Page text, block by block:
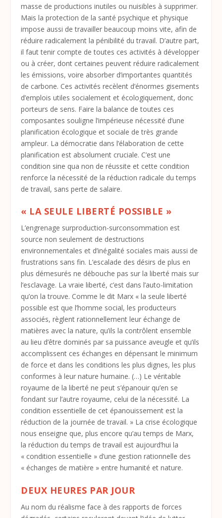
masse de productions inutiles ou nuisibles à supprimer.
Mais la protection de la santé psychique et physique
impose aussi de travailler beaucoup moins vite, afin de
réduire radicalement la pénibilité du travail. D’autre part,
il faut tenir compte de toutes ces activités à développer
ou à créer, dont certaines peuvent réduire radicalement
les émissions, voire absorber d’importantes quantités
de carbone. Ces activités recèlent d’énormes gisements
d’emplois utiles socialement et écologiquement, donc
porteurs de sens. Faire la balance de toutes ces
composantes souligne l’impérieuse nécessité d’une
planification écologique et sociale de très grande
ampleur. La démocratie dans l’élaboration de cette
planification est absolument cruciale. C’est une
condition sine qua non de réussite et cette condition
renforce la nécessité de la réduction radicale du temps
de travail, sans perte de salaire.
« LA SEULE LIBERTÉ POSSIBLE »
L’engrenage surproduction-surconsommation est
source non seulement de destructions
environnementales et d’inégalité sociales mais aussi de
frustrations sans fin. L’escalade des désirs de plus en
plus démesurés ne débouche pas sur la liberté mais sur
l’esclavage. La vraie liberté, c’est dans l’auto-limitation
qu’on la trouve. Comme le dit Marx « la seule liberté
possible est que l’homme social, les producteurs
associés, règlent rationnellement leur échange de
matières avec la nature, qu’ils la contrôlent ensemble
au lieu d’être dominés par sa puissance aveugle et qu’ils
accomplissent ces échanges en dépensant le minimum
de force et dans les conditions les plus dignes, les plus
conformes à leur nature humaine. (…) Le véritable
royaume de la liberté ne peut s’épanouir qu’en se
fondant sur l’autre royaume, celui de la nécessité. La
condition essentielle de cet épanouissement est la
réduction de la journée de travail. » La crise écologique
nous enseigne que, plus encore qu’au temps de Marx,
la réduction du temps de travail est aujourd’hui la
« condition essentielle » d’une gestion rationnelle des
« échanges de matière » entre humanité et nature.
DEUX HEURES PAR JOUR
Au nom du réalisme face à des rapports de forces